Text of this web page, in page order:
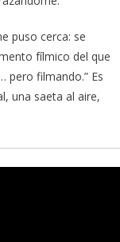
puso cerca: se
fílmico del que
pero filmando.” Es
una saeta al aire,